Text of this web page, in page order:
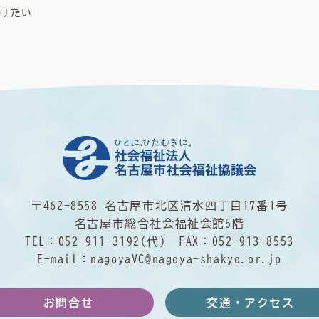
たい
〒462-8558 名古屋市北区清水四丁目17番1号
名古屋市総合社会福祉会館5階
TEL： 052-911-3192 (代) FAX：052-913-8553
E-mail： nagoyaVC@nagoya-shakyo.or.jp
お問合せ 交通・アクセス